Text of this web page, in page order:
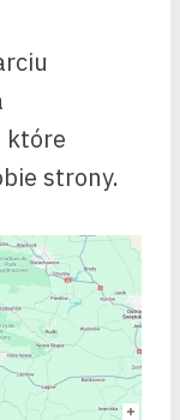
które
strony.